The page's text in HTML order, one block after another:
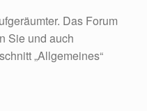
Das Forum
Sie und auch
„Allgemeines“